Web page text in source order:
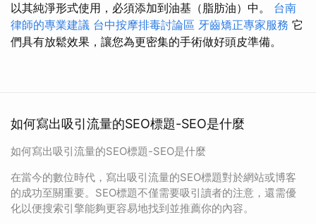
以其純淨形式使用，必須添加到油基（脂肪油）中。 台南
律師的專業建議 台中按摩排毒討論區 牙齒矯正專家服務 它
們具有放鬆效果，讓您為更密集的手術做好頭皮準備。
如何寫出吸引流量的SEO標題-SEO是什麼
如何寫出吸引流量的SEO標題-SEO是什麼
在當今的數位時代，寫出吸引流量的SEO標題對於網站或博客
的成功至關重要。SEO標題不僅需要吸引讀者的注意，還需優
化以便搜索引擎能夠更容易地找到並推薦你的內容。